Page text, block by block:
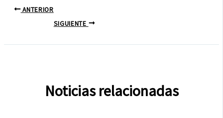
ANTERIOR
SIGUIENTE
Noticias relacionadas